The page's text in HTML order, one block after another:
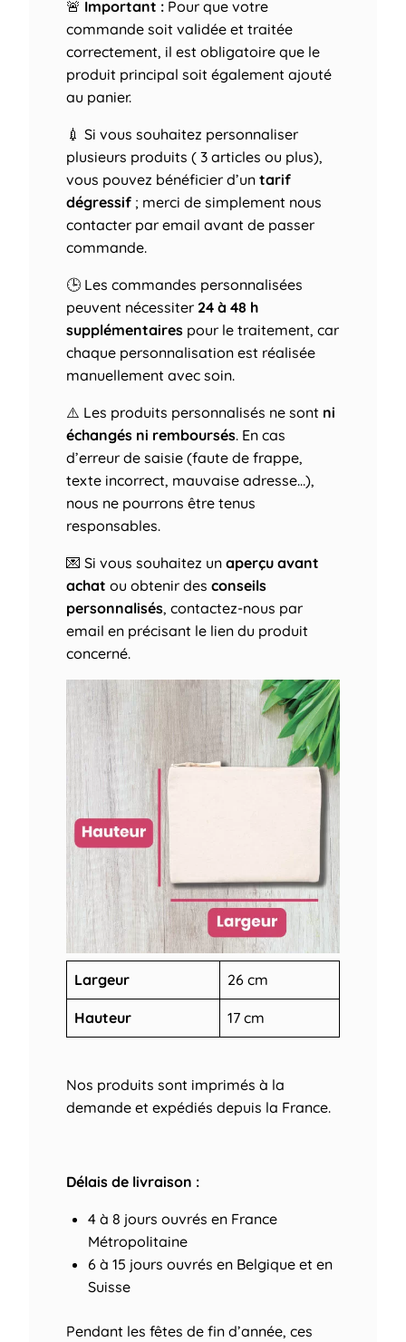
🚨 Important : Pour que votre
commande soit validée et traitée
correctement, il est obligatoire que le
produit principal soit également ajouté
au panier.
💉 Si vous souhaitez personnaliser
plusieurs produits ( 3 articles ou plus),
vous pouvez bénéficier d’un tarif
dégressif ; merci de simplement nous
contacter par email avant de passer
commande.
🕒 Les commandes personnalisées
peuvent nécessiter 24 à 48 h
supplémentaires pour le traitement, car
chaque personnalisation est réalisée
manuellement avec soin.
⚠️ Les produits personnalisés ne sont ni
échangés ni remboursés. En cas
d’erreur de saisie (faute de frappe,
texte incorrect, mauvaise adresse…),
nous ne pourrons être tenus
responsables.
💌 Si vous souhaitez un aperçu avant
achat ou obtenir des conseils
personnalisés, contactez-nous par
email en précisant le lien du produit
concerné.
Largeur 26 cm
Hauteur 17 cm
Nos produits sont imprimés à la
demande et expédiés depuis la France.
Délais de livraison :
4 à 8 jours ouvrés en France
Métropolitaine
6 à 15 jours ouvrés en Belgique et en
Suisse
Pendant les fêtes de fin d’année, ces